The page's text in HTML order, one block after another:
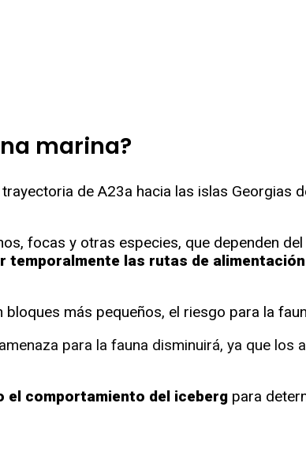
marina?
de A23a hacia las islas Georgias
focas y otras especies, que dependen
temporalmente las rutas de alimentación
más pequeños, el riesgo para la
para la fauna disminuirá, ya que
el comportamiento del iceberg para